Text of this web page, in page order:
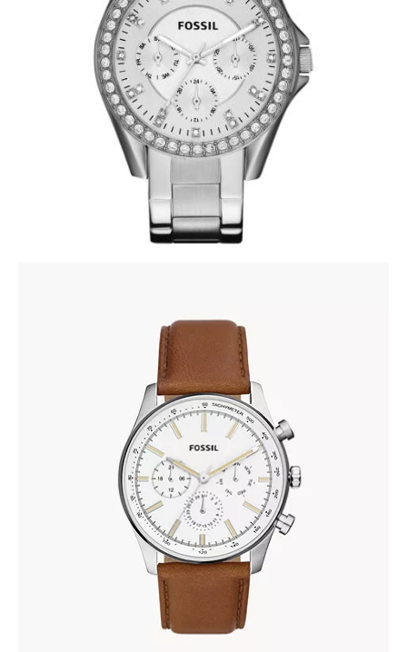
FOSSIL ES3202
345.00 KM
FOSSIL BQ2748
345 00 KM